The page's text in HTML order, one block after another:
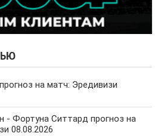
на матч: Эредивизи
- Фортуна Ситтард прогноз на
08.08.2026